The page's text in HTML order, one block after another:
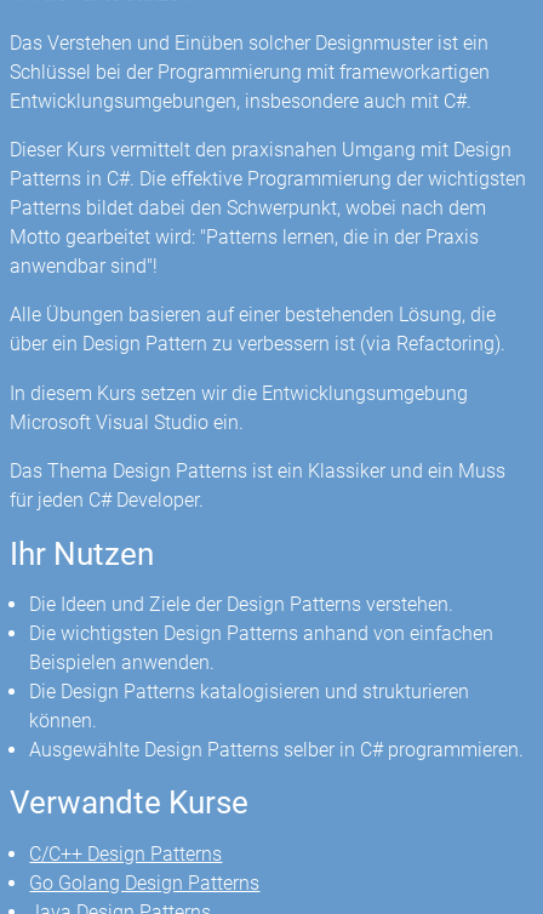
Das Verstehen und Einüben solcher Designmuster ist ein
Schlüssel bei der Programmierung mit frameworkartigen
Entwicklungsumgebungen, insbesondere auch mit C#.
Dieser Kurs vermittelt den praxisnahen Umgang mit Design
Patterns in C#. Die effektive Programmierung der wichtigsten
Patterns bildet dabei den Schwerpunkt, wobei nach dem
Motto gearbeitet wird: "Patterns lernen, die in der Praxis
anwendbar sind"!
Alle Übungen basieren auf einer bestehenden Lösung, die
über ein Design Pattern zu verbessern ist (via Refactoring).
In diesem Kurs setzen wir die Entwicklungsumgebung
Microsoft Visual Studio ein.
Das Thema Design Patterns ist ein Klassiker und ein Muss
für jeden C# Developer.
Ihr Nutzen
Die Ideen und Ziele der Design Patterns verstehen.
Die wichtigsten Design Patterns anhand von einfachen
Beispielen anwenden.
Die Design Patterns katalogisieren und strukturieren
können.
Ausgewählte Design Patterns selber in C# programmieren.
Verwandte Kurse
C/C++ Design Patterns
Go Golang Design Patterns